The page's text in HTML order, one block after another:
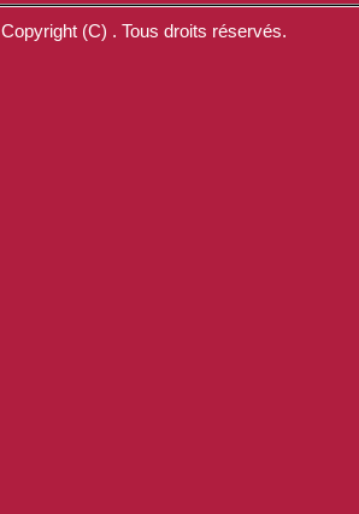
Copyright (C) . Tous droits réservés.